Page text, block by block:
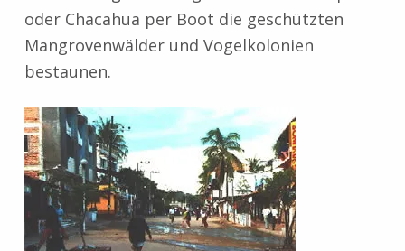
oder Chacahua per Boot die geschützten
Mangrovenwälder und Vogelkolonien
bestaunen.